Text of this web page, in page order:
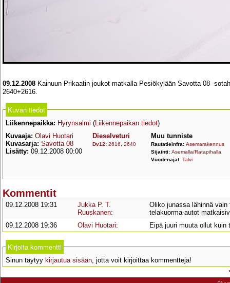
09.12.2008 Kainuun Prikaatin joukot matkalla Pesiökylään Savotta 08 -
2640+2616.
Kuvan tiedot
Liikennepaikka: Hyrynsalmi (Liikennepaikan tiedot)
Kuvaaja: Olavi Huotari
Kuvasarja: Savotta 08
Lisätty: 09.12.2008 00:00
Dieselveturi
Dv12: 2616 2640
Muu tunniste
Rautatieinfra: Asemarakennus
Sijainti: Asemalla/Ratapihalla
Vuodenajat: Talvi
Kommentit
09.12.2008 19:31
Jukka P. T.
Ruuskanen:
Oliko junassa lähinnä
telakuorma-autot
09.12.2008 19:36
Olavi Huotari: Eipä juuri muuta ollut
Kirjoita kommentti
Sinun täytyy kirjautua sisään, jotta voit kirjoittaa kommentteja!